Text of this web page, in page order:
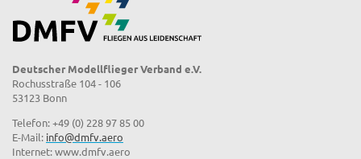
Deutscher Modellflieger Verband e.V.
Rochusstraße 104 - 106
53123 Bonn
Telefon: +49 (0) 228 97 85 00
E-Mail: info@dmfv.aero
Internet: www.dmfv.aero